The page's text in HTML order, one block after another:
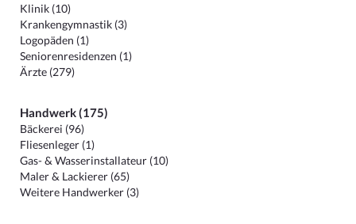
Klinik (10)
Krankengymnastik (3)
Logopäden (1)
Seniorenresidenzen (1)
Ärzte (279)
Handwerk (175)
Bäckerei (96)
Fliesenleger (1)
Gas- & Wasserinstallateur (10)
Maler & Lackierer (65)
Weitere Handwerker (3)